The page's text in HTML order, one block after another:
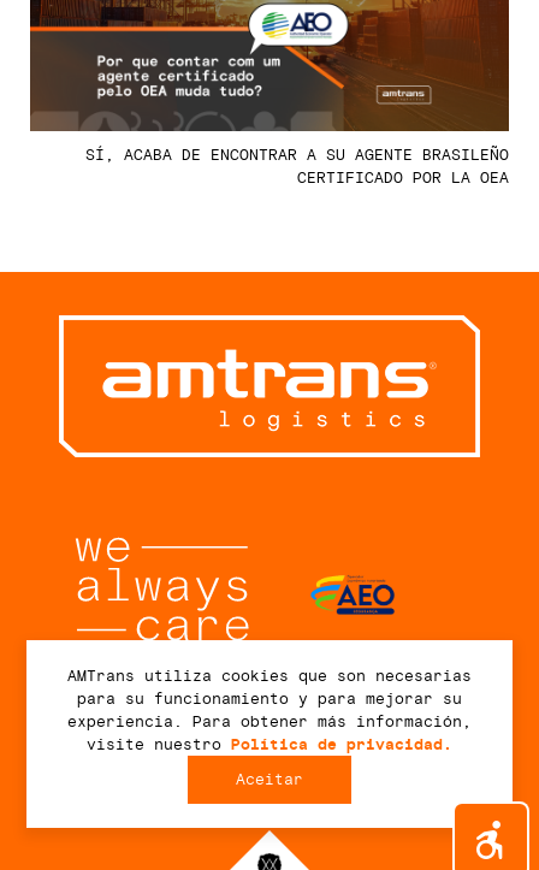
SÍ, ACABA DE ENCONTRAR A SU AGENTE BRASILEÑO
CERTIFICADO POR LA OEA
Conectar
2026 © AMTrans Logistics. Todos los derechos reservados.
AMTrans utiliza cookies que son necesarias
para su funcionamiento y para mejorar su
experiencia. Para obtener más información,
visite nuestro Política de privacidad.
Aceitar